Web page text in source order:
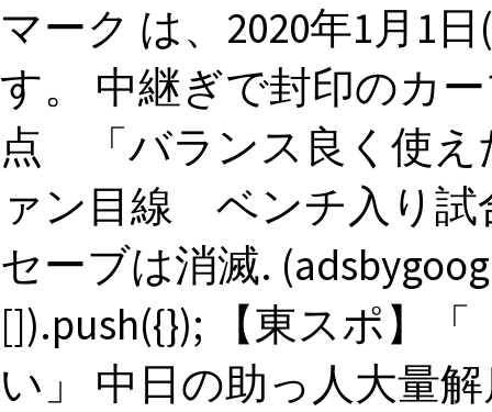
マーク は、2020年1月1
す。 中継ぎで封印のカ
点 「バランス良く使
ァン目線 ベンチ入り試
セーブは消滅.
[]).push({}); 【東スポ】
い」 中日の助っ人大量